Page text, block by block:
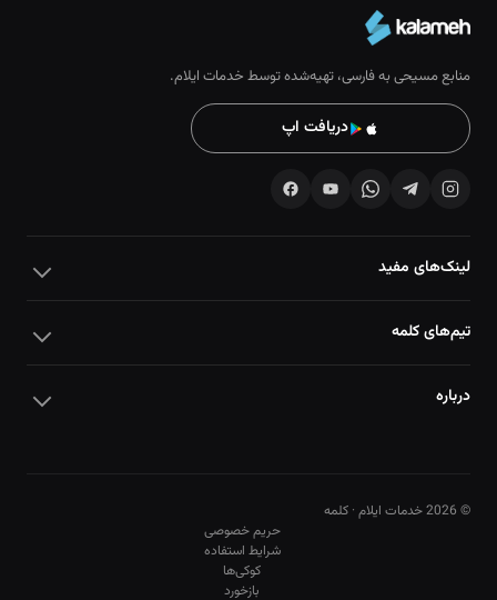
منابع مسیحی به فارسی، تهیه‌شده توسط خدمات ایلام.
دریافت اپ
لینک‌های مفید
تیم‌های کلمه
درباره
© 2026 خدمات ایلام · کلمه
حریم خصوصی
شرایط استفاده
کوکی‌ها
بازخورد
10